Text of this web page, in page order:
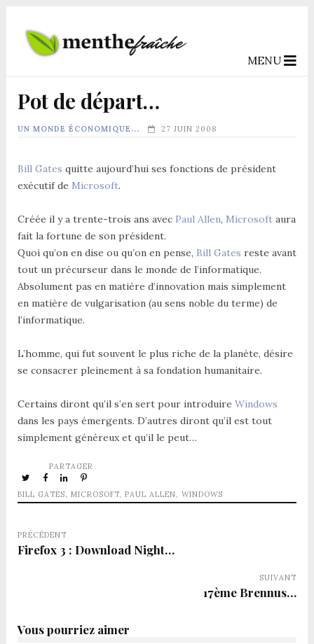
MENU
Pot de départ…
UN MONDE ÉCONOMIQUE... 27 JUIN 2008
Bill Gates quitte aujourd’hui ses fonctions de président
exécutif de Microsoft.
Créée il y a trente-trois ans avec Paul Allen, Microsoftaura
fait la fortune de son président.
Quoi qu’on en dise ou qu’on en pense, Bill Gates reste avant
tout un précurseur dans le monde de l’informatique.
Absolument pas en matière d’innovation mais simplement
en matière de vulgarisation (au sens noble du terme) de
l’informatique.
L’homme, qui fut souvent le plus riche de la planète, désire
se consacrer pleinement à sa fondation humanitaire.
Certains diront qu’il s’en sert pour introduire Windows
dans les pays émergents. D’autres diront qu’il est tout
simplement généreux et qu’il le peut…
BILL GATES, MICROSOFT, PAUL ALLEN, WINDOWS
PARTAGER
PRÉCÉDENT
Firefox 3 : Download Night…
SUIVANT
17ème Brennus…
Vous pourriez aimer